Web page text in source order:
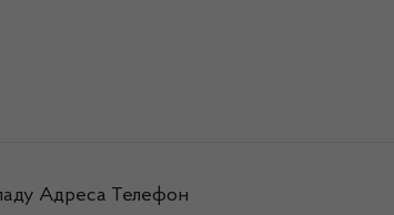
Адреса Телефон